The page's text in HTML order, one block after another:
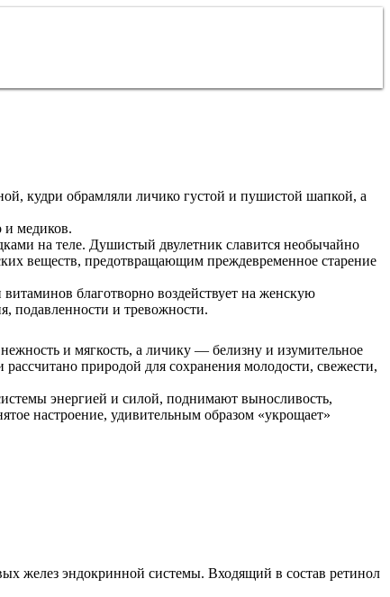
кудри обрамляли личико густой и пушистой шапкой, а
и медиков.
на теле. Душистый двулетник славится необычайно
веществ, предотвращающим преждевременное старение
благотворно воздействует на женскую
подавленности и тревожности.
и мягкость, а личику — белизну и изумительное
природой для сохранения молодости, свежести,
энергией и силой, поднимают выносливость,
настроение, удивительным образом «укрощает»
желез эндокринной системы. Входящий в состав ретинол